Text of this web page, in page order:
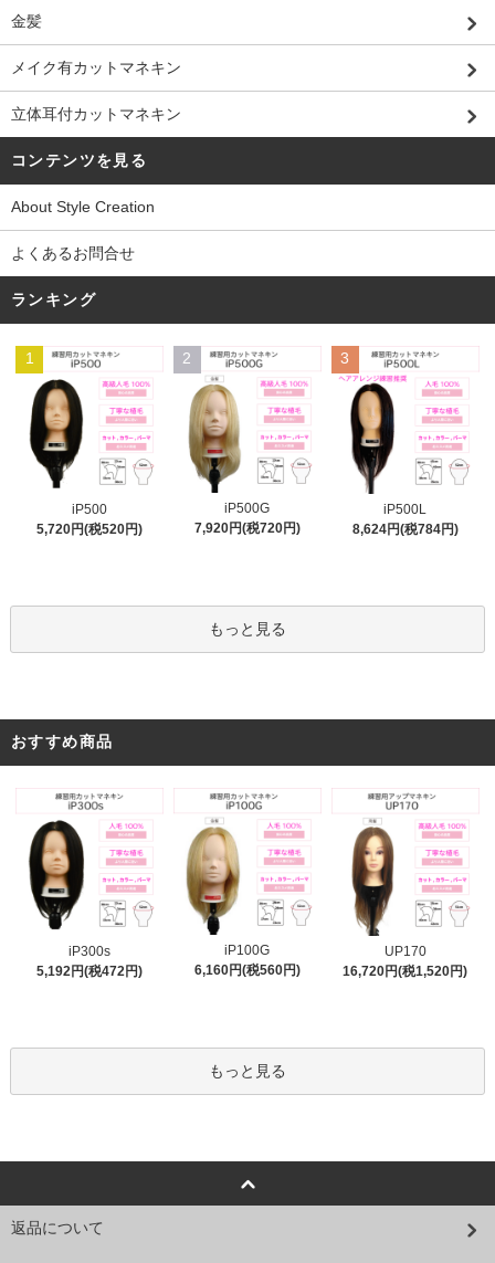
金髪
メイク有カットマネキン
立体耳付カットマネキン
コンテンツを見る
About Style Creation
よくあるお問合せ
ランキング
1
iP500
5,720円(税520円)
2
iP500G
7,920円(税720円)
3
iP500L
8,624円(税784円)
もっと見る
おすすめ商品
iP300s
5,192円(税472円)
iP100G
6,160円(税560円)
UP170
16,720円(税1,520円)
もっと見る
返品について